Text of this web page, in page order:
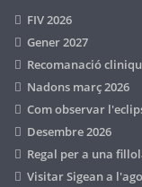
FIV 2026
Gener 2027
Recomanació
Nadons març 2026
Com observar
Desembre 2026
Regal per a una
Visitar Sigean a